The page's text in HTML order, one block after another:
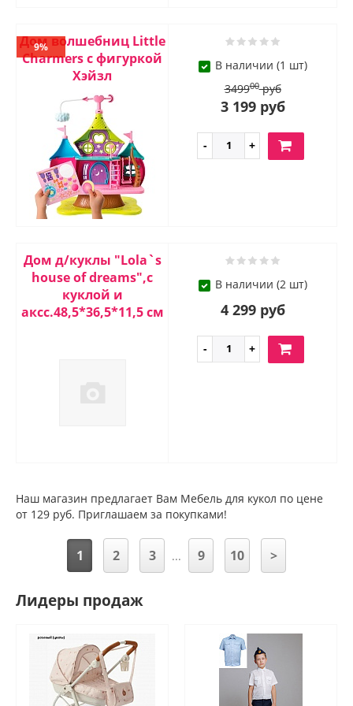
Дом волшебниц Little
Charmers с фигуркой
Хэйзл
9%
В наличии (1 шт)
349900руб
3 199 руб
Дом д/куклы "Lola`s
house of dreams",с
куклой и
аксс.48,5*36,5*11,5 см
В наличии (2 шт)
4 299 руб
Наш магазин предлагает Вам Мебель для кукол по цене
от 129 руб. Приглашаем за покупками!
1 2 3 ... 9 10 >
Лидеры продаж